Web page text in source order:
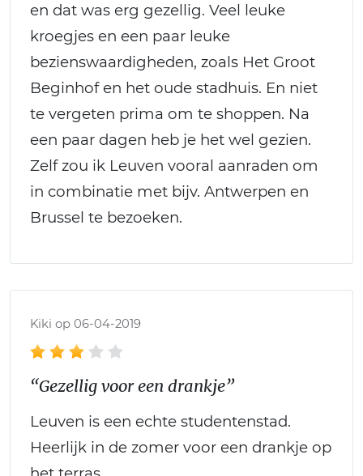
en dat was erg gezellig. Veel leuke
kroegjes en een paar leuke
bezienswaardigheden, zoals Het Groot
Beginhof en het oude stadhuis. En niet
te vergeten prima om te shoppen. Na
een paar dagen heb je het wel gezien.
Zelf zou ik Leuven vooral aanraden om
in combinatie met bijv. Antwerpen en
Brussel te bezoeken.
Kiki op 06-04-2019
“Gezellig voor een drankje”
Leuven is een echte studentenstad.
Heerlijk in de zomer voor een drankje op